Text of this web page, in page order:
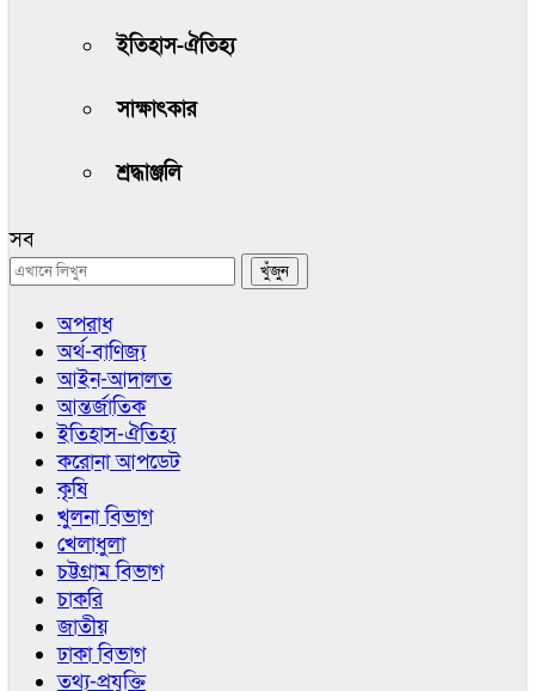
ইতিহাস-ঐতিহ্য
সাক্ষাৎকার
শ্রদ্ধাঞ্জলি
সব
অপরাধ
অর্থ-বাণিজ্য
আইন-আদালত
আন্তর্জাতিক
ইতিহাস-ঐতিহ্য
করোনা আপডেট
কৃষি
খুলনা বিভাগ
খেলাধুলা
চট্টগ্রাম বিভাগ
চাকরি
জাতীয়
ঢাকা বিভাগ
তথ্য-প্রযুক্তি